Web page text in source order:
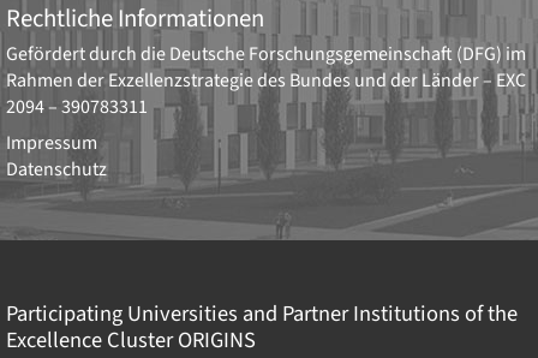
Rechtliche Informationen
Gefördert durch dieDeutsche Forschungsgemeinschaft (DFG) im
Rahmen der Exzellenzstrategie des Bundes und der Länder – EXC
2094 – 390783311
Impressum
Datenschutz
Participating Universities and Partner Institutions of the
Excellence ClusterORIGINS